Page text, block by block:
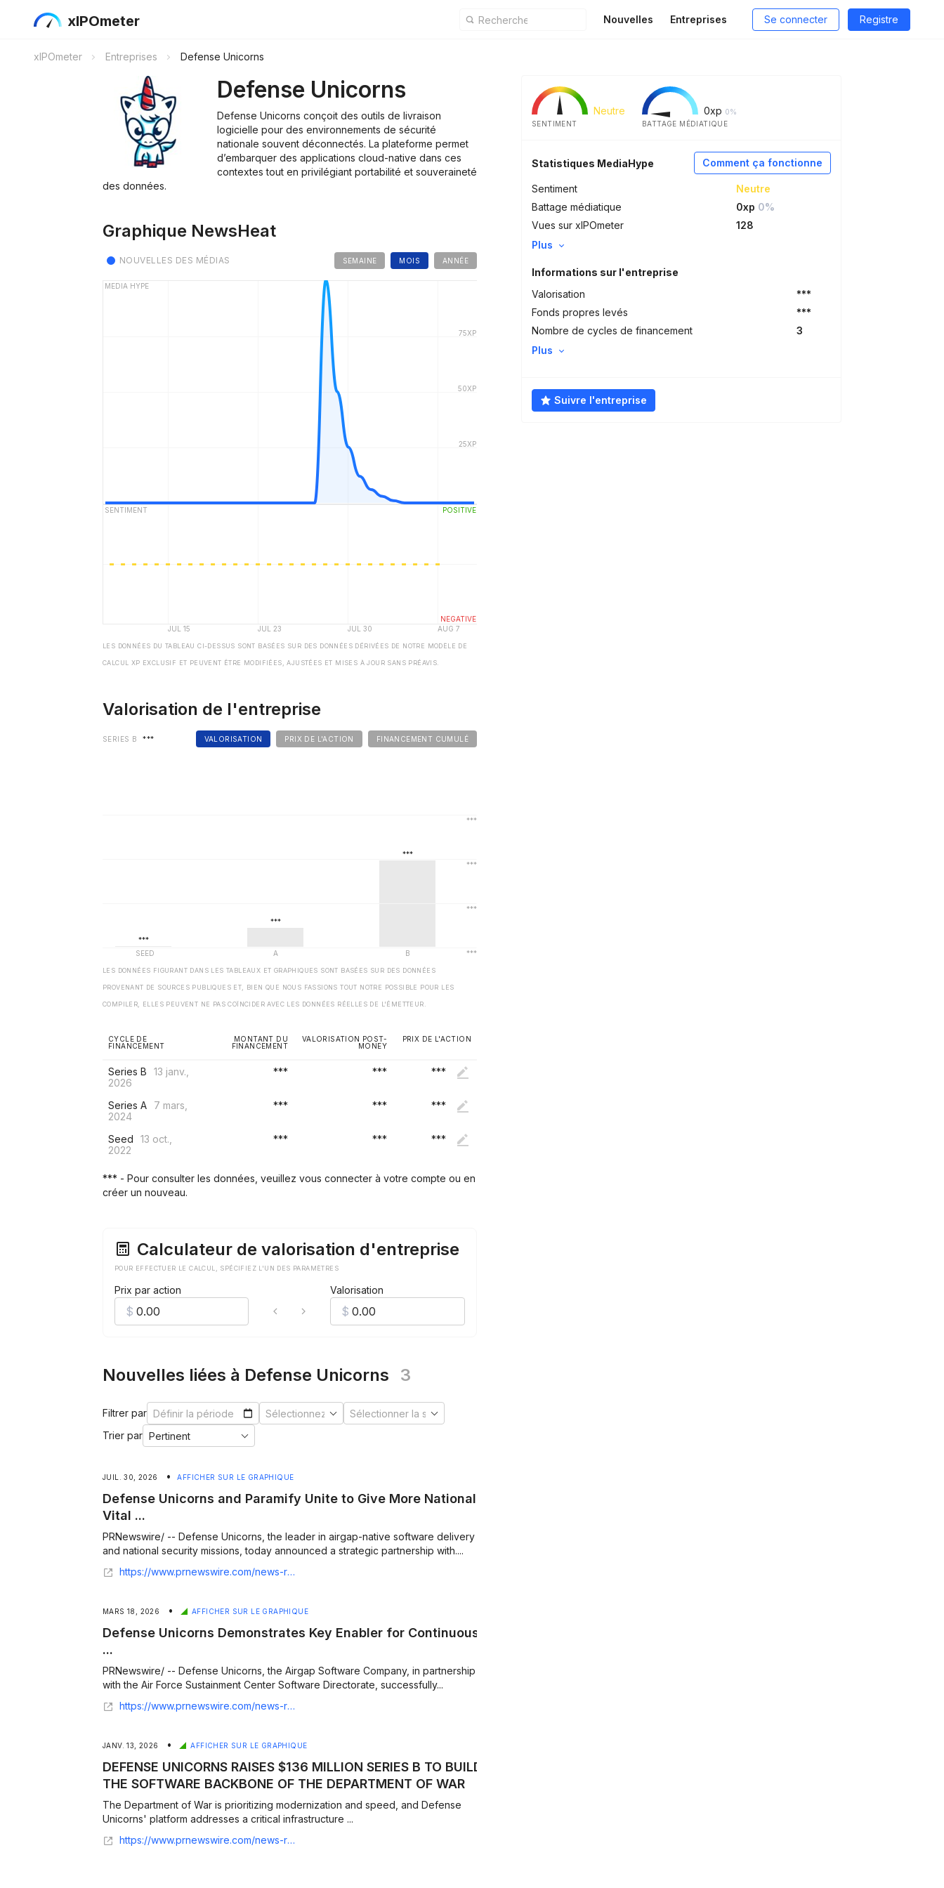
xIPOmeter Nouvelles Entreprises Se connecter Registre
xIPOmeter Entreprises Defense Unicorns
Defense Unicorns
Defense Unicorns conçoit des outils de livraison
logicielle pour des environnements de sécurité
nationale souvent déconnectés. La plateforme permet
d’embarquer des applications cloud-native dans ces
contextes tout en privilégiant portabilité et souveraineté
des données.
Neutre
SENTIMENT
0xp 0%
BATTAGE MÉDIATIQUE
Comment ça fonctionne
Statistiques MediaHype
Sentiment
Neutre
Battage médiatique
0xp 0%
Vues sur xIPOmeter
128
Plus
Informations sur l'entreprise
Valorisation
***
Fonds propres levés
***
Nombre de cycles de financement
3
Plus
Suivre l'entreprise
Graphique NewsHeat
SEMAINE MOIS ANNÉE
NOUVELLES DES MÉDIAS
LES DONNÉES DU TABLEAU CI-DESSUS SONT BASÉES SUR DES DONNÉES DÉRIVÉES DE NOTRE MODÈLE DE
CALCUL XP EXCLUSIF ET PEUVENT ÊTRE MODIFIÉES, AJUSTÉES ET MISES À JOUR SANS PRÉAVIS.
Valorisation de l'entreprise
VALORISATION PRIX DE L'ACTION FINANCEMENT CUMULÉ
SERIES B ***
LES DONNÉES FIGURANT DANS LES TABLEAUX ET GRAPHIQUES SONT BASÉES SUR DES DONNÉES
PROVENANT DE SOURCES PUBLIQUES ET, BIEN QUE NOUS FASSIONS TOUT NOTRE POSSIBLE POUR LES
COMPILER, ELLES PEUVENT NE PAS COÏNCIDER AVEC LES DONNÉES RÉELLES DE L'ÉMETTEUR.
CYCLE DE
FINANCEMENT
MONTANT DU
FINANCEMENT
VALORISATION POST-
MONEY
PRIX DE L'ACTION
Series B
13 janv.,
2026
*** *** ***
Series A
7 mars,
2024
*** *** ***
Seed
13 oct.,
2022
*** *** ***
*** - Pour consulter les données, veuillez vous connecter à votre compte ou en
créer un nouveau.
Calculateur de valorisation d'entreprise
POUR EFFECTUER LE CALCUL, SPÉCIFIEZ L'UN DES PARAMÈTRES
Prix par action Valorisation
Nouvelles liées à Defense Unicorns 3
Filtrer par
Trier par
JUIL. 30, 2026 • AFFICHER SUR LE GRAPHIQUE
Defense Unicorns and Paramify Unite to Give More Nationally
Vital ...
PRNewswire/ -- Defense Unicorns, the leader in airgap-native software delivery
and national security missions, today announced a strategic partnership with....
https://www.prnewswire.com/news-releases/defense-unicorns-and-paramify-unite-to-give-more-nationally-vital-organizations-the-secure-foundation-they-need-to-succeed-302837911.html
MARS 18, 2026 • AFFICHER SUR LE GRAPHIQUE
Defense Unicorns Demonstrates Key Enabler for Continuous
...
PRNewswire/ -- Defense Unicorns, the Airgap Software Company, in partnership
with the Air Force Sustainment Center Software Directorate, successfully...
https://www.prnewswire.com/news-releases/defense-unicorns-demonstrates-key-enabler-for-continuous-software-delivery-on-the-f-22-302716831.html
JANV. 13, 2026 • AFFICHER SUR LE GRAPHIQUE
DEFENSE UNICORNS RAISES $136 MILLION SERIES B TO BUILD
THE SOFTWARE BACKBONE OF THE DEPARTMENT OF WAR
The Department of War is prioritizing modernization and speed, and Defense
Unicorns' platform addresses a critical infrastructure ...
https://www.prnewswire.com/news-releases/defense-unicorns-raises-136-million-series-b-to-build-the-software-backbone-of-the-department-of-war-302658857.html